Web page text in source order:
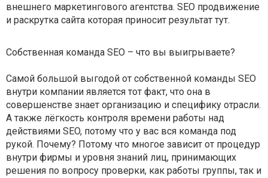
внешнего маркетингового агентства. SEO продвижение
и раскрутка сайта которая приносит результат тут.
Собственная команда SEO – что вы выигрываете?
Самой большой выгодой от собственной команды SEO
внутри компании является тот факт, что она в
совершенстве знает организацию и специфику отрасли.
А также лёгкость контроля времени работы над
действиями SEO, потому что у вас вся команда под
рукой. Почему? Потому что многое зависит от процедур
внутри фирмы и уровня знаний лиц, принимающих
решения по вопросу проверки, как работы группы, так и